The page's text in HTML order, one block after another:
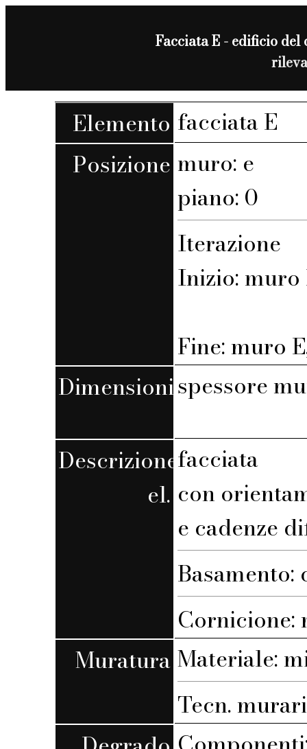
Facciata E - edificio
Elemento facciata E
Posizione muro: e
piano: 0
Iterazione
Inizio: muro
Fine: muro
Dimensionispessore
Descrizione
el.
facciata
con
e cadenze
Cornicione:
Muratura Materiale:
Tecn.